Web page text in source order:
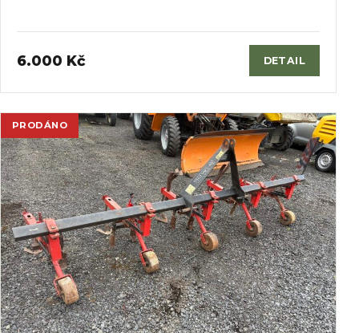
6.000 Kč DETAIL
PRODÁNO